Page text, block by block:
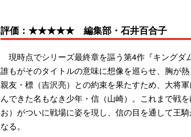
評価：★★★★★ 編集部・石井百合子
現時点でシリーズ最終章を謳う第4作『キング
誰もがそのタイトルの意味に想像を巡らせ、胸が
親友・標（吉沢亮）との約束を果たすため、大将
んできた名もなき少年・信（山崎）。これまで戦
お）がついに戦場に姿を現し、信の目を通して王
なる。